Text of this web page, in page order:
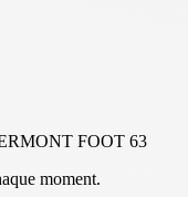
FOOT 63
moment.